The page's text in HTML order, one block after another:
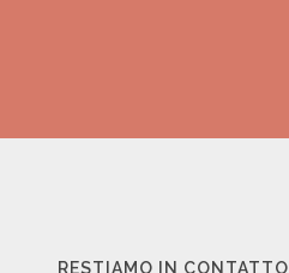
RESTIAMO IN CONTATTO